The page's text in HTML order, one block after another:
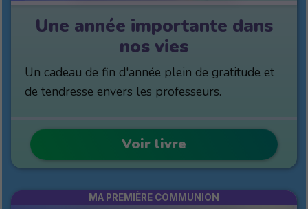
Une année importante dans
nos vies
Un cadeau de fin d'année plein de gratitude et
de tendresse envers les professeurs.
Voir livre
MA PREMIÈRE COMMUNION